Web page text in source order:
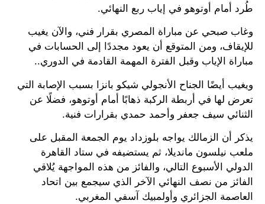
طُرد أمام أوتوهو في إياب ربع النهائي.
وغاب صبحي عن مباراة المصري بقرار فني، والآن يغيب
للإيقاف، ومن المتوقع أن يعود مجددًا إلى الحسابات في
مباراة الإياب وقبل الفترة المهمة القادمة في الدوري..
ويغيب أيضًا الجناح الأنجولي شيكو بانزا بسبب الإصابة التي
تعرض لها في أربطة الركبة ذهابًا أمام أوتوهو، فضلًا عن
الثنائي سيف جعفر وأحمد حمدي بقرارات فنية.
يذكر أن الزمالك يواجه بلوزداد يوم الجمعة المقبل على
ملعب نيلسون مانديلا، ثم يستضيفه في ستاد القاهرة
الدولي الأسبوع التالي، والفائز من هذه المواجهة يُلاقي
الفائز من نصف النهائي الآخر الذي سيجمع بين اتحاد
العاصمة الجزائري وأولمبيك آسفي المغربي.